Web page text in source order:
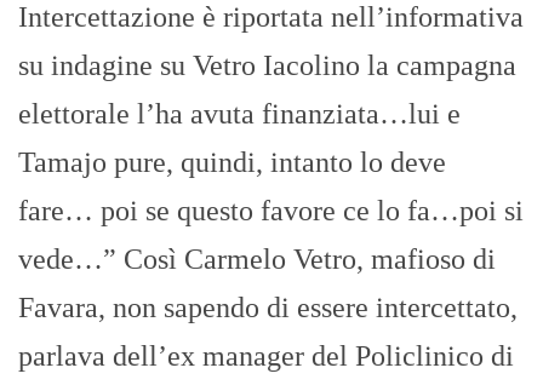
Intercettazione è riportata nell’informativa
su indagine su Vetro Iacolino la campagna
elettorale l’ha avuta finanziata…lui e
Tamajo pure, quindi, intanto lo deve
fare… poi se questo favore ce lo fa…poi si
vede…” Così Carmelo Vetro, mafioso di
Favara, non sapendo di essere intercettato,
parlava dell’ex manager del Policlinico di